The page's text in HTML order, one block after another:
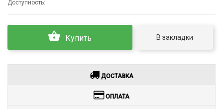
Доступность:
Купить В закладки
ДОСТАВКА
ОПЛАТА